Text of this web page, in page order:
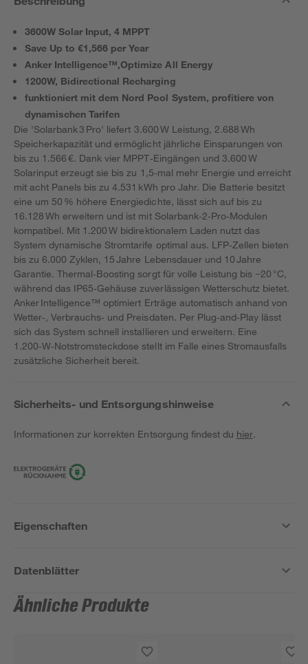
3600W Solar Input, 4 MPPT
Save Up to €1,566 per Year
Anker Intelligence™,Optimize All Energy
1200W, Bidirectional Recharging
funktioniert mit dem Nord Pool System, profitiere von
dynamischen Tarifen
Die 'Solarbank 3 Pro' liefert 3.600 W Leistung, 2.688 Wh
Speicherkapazität und ermöglicht jährliche Einsparungen von
bis zu 1.566 €. Dank vier MPPT‑Eingängen und 3.600 W
Solarinput erzeugt sie bis zu 1,5‑mal mehr Energie und erreicht
mit acht Panels bis zu 4.531 kWh pro Jahr. Die Batterie besitzt
eine um 50 % höhere Energiedichte, lässt sich auf bis zu
16.128 Wh erweitern und ist mit Solarbank‑2‑Pro‑Modulen
kompatibel. Mit 1.200 W bidirektionalem Laden nutzt das
System dynamische Stromtarife optimal aus. LFP‑Zellen bieten
bis zu 6.000 Zyklen, 15 Jahre Lebensdauer und 10 Jahre
Garantie. Thermal‑Boosting sorgt für volle Leistung bis −20 °C,
während das IP65‑Gehäuse zuverlässigen Wetterschutz bietet.
Anker Intelligence™ optimiert Erträge automatisch anhand von
Wetter‑, Verbrauchs‑ und Preisdaten. Per Plug‑and‑Play lässt
sich das System schnell installieren und erweitern. Eine
1.200‑W‑Notstromsteckdose stellt im Falle eines Stromausfalls
zusätzliche Sicherheit bereit.
Sicherheits- und Entsorgungshinweise
Informationen zur korrekten Entsorgung findest du hier.
Eigenschaften
Datenblätter
Ähnliche Produkte